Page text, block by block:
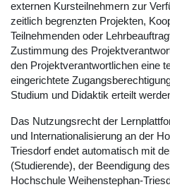
externen Kursteilnehmern zur
zeitlich begrenzten Projekten,
Teilnehmenden oder
Zustimmung des
den Projektverantwortlichen eine
eingerichtete
Studium und Didaktik erteilt
Das Nutzungsrecht der
und Internationalisierung an der
Triesdorf endet automatisch mit
(Studierende), der Beendigung
Hochschule Weihenstephan-